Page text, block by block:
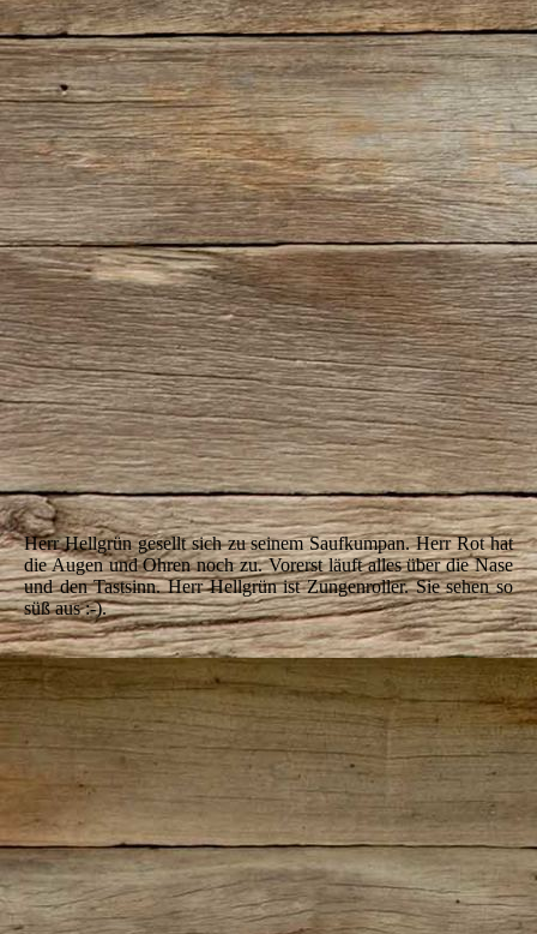
IMG_5478
Herr Hellgrün gesellt sich zu seinem Saufkumpan.Herr Rot hat
die Augen und Ohren noch zu. Vorerst läuft alles über die Nase
und den Tastsinn.Herr Hellgrün ist Zungenroller.Sie sehen so
süß aus :-).